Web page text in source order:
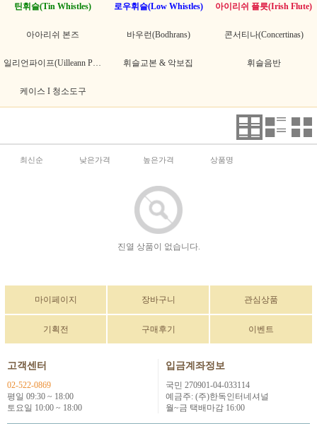
틴휘슬(Tin Whistles) 로우휘슬(Low Whistles) 아이리쉬 플릇(Irish Flute)
아아리쉬 본즈 바우런(Bodhrans) 콘서티나(Concertinas)
휘슬교본 & 악보집 휘슬음반
케이스 I 청소도구
최신순 낮은가격 높은가격 상품명
진열 상품이 없습니다.
마이페이지 장바구니 관심상품
기획전 구매후기 이벤트
고객센터
02-522-0869
평일 09:30 ~ 18:00
토요일 10:00 ~ 18:00
입금계좌정보
국민 270901-04-033114
예금주: (주)한독인터네셔널
월~금 택배마감 16:00